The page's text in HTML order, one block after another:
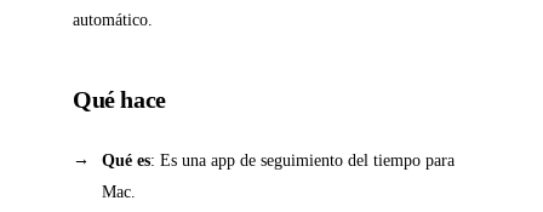
automático.
Qué hace
Qué es: Es una app de seguimiento del tiempo para
Mac.